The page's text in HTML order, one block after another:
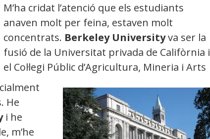
M’ha cridat l’atenció que els estudiants
anaven molt per feina, estaven molt
concentrats. Berkeley Universityva ser la
fusió de la Universitat privada de Califòrnia i
el Col·legi Públic d’Agricultura, Mineria i Arts
He
i he
m’he